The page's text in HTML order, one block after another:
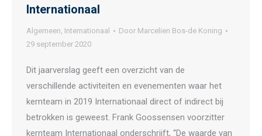
Internationaal
Algemeen, Internationaal Door Marcelien Bos-de Koning
29 september 2020
Dit jaarverslag geeft een overzicht van de
verschillende activiteiten en evenementen waar het
kernteam in 2019 Internationaal direct of indirect bij
betrokken is geweest. Frank Goossensen voorzitter
kernteam Internationaal onderschrijft, “De waarde van